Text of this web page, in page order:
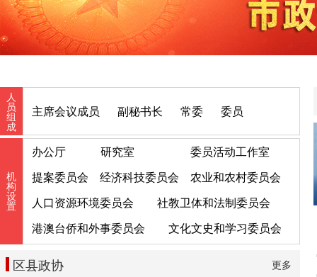
人
员
组
成
主席会议成员 副秘书长 常委 委员
机
构
设
置
办公厅 研究室
委员活动工作室
提案委员会
经济科技委员会
农业和农村委员会
人口资源环境委员会
社教卫体和法制委员会
港澳台侨和外事委员会
文化文史和学习委员会
区县政协 更多